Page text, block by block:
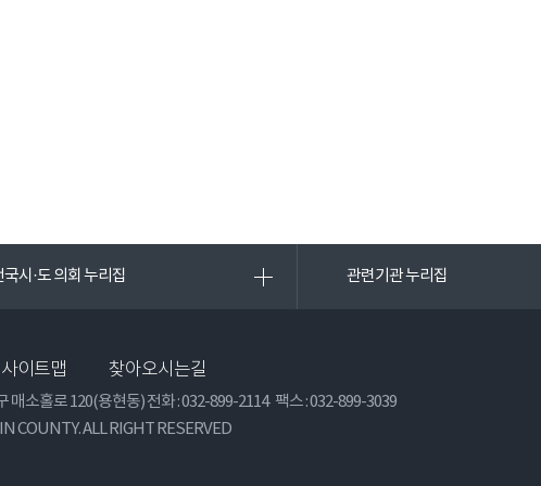
국시·도 의회 누리집 관련기관 누리집
사이트맵 찾아오시는길
매소홀로 120(용현동) 전화 :032-899-2114팩스 : 032-899-3039
COUNTY. ALL RIGHT RESERVED